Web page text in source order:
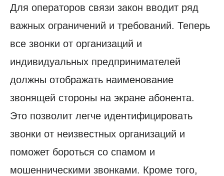
Для операторов связи закон вводит ряд
важных ограничений и требований. Теперь
все звонки от организаций и
индивидуальных предпринимателей
должны отображать наименование
звонящей стороны на экране абонента.
Это позволит легче идентифицировать
звонки от неизвестных организаций и
поможет бороться со спамом и
мошенническими звонками. Кроме того,